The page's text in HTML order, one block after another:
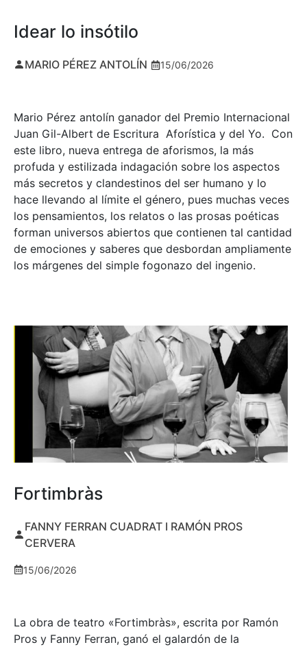
Idear lo insótilo
MARIO PÉREZ ANTOLÍN 15/06/2026
Mario Pérez antolín ganador del Premio Internacional
Juan Gil-Albert de Escritura Aforística y del Yo. Con
este libro, nueva entrega de aforismos, la más
profuda y estilizada indagación sobre los aspectos
más secretos y clandestinos del ser humano y lo
hace llevando al límite el género, pues muchas veces
los pensamientos, los relatos o las prosas poéticas
forman universos abiertos que contienen tal cantidad
de emociones y saberes que desbordan ampliamente
los márgenes del simple fogonazo del ingenio.
Fortimbràs
FANNY FERRAN CUADRAT I RAMÓN PROS
CERVERA
15/06/2026
La obra de teatro «Fortimbràs», escrita por Ramón
Pros y Fanny Ferran, ganó el galardón de la